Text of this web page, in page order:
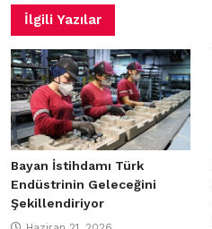
İlgili Yazılar
Bayan İstihdamı Türk
Endüstrinin Geleceğini
Şekillendiriyor